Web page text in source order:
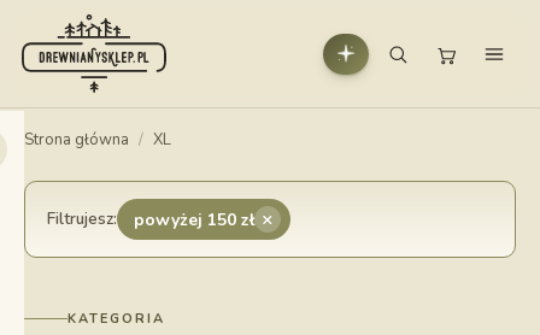
Strona główna / XL
Filtrujesz: powyżej 150 zł ×
KATEGORIA